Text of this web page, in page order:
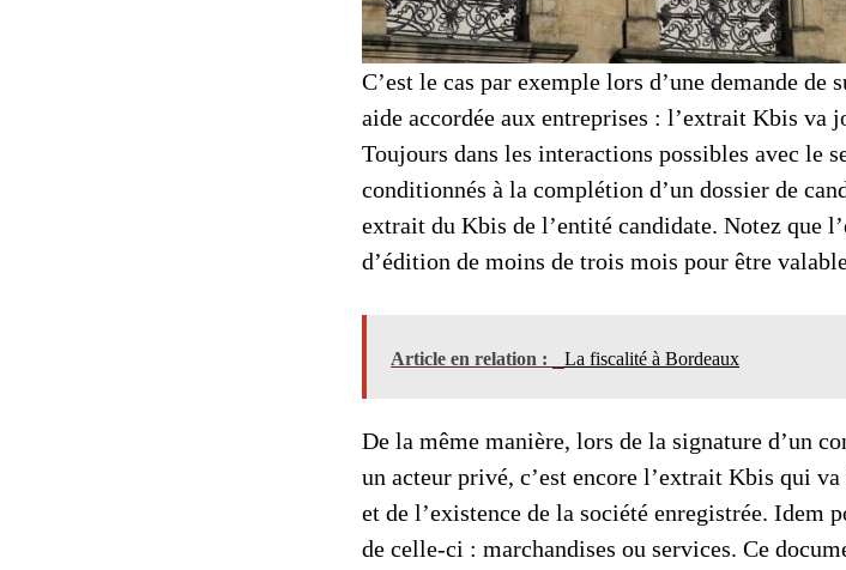
C’est le cas par exemple lors d’une demande
aide accordée aux entreprises : l’extrait Kbis
Toujours dans les interactions possibles avec le
conditionnés à la complétion d’un dossier de
extrait du Kbis de l’entité candidate. Notez que
d’édition de moins de trois mois pour être
Article en relation : La fiscalité à Bordeaux
De la même manière, lors de la signature d’un
un acteur privé, c’est encore l’extrait Kbis qui
et de l’existence de la société enregistrée. Idem
de celle-ci : marchandises ou services. Ce